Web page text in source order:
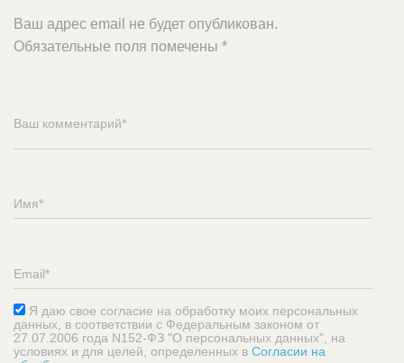
Ваш адрес email не будет опубликован.
Обязательные поля помечены *
Я даю свое согласие на обработку моих персональных
данных, в соответствии с Федеральным законом от
27.07.2006 года N152-ФЗ "О персональных данных", на
условиях и для целей, определенных в Согласии на